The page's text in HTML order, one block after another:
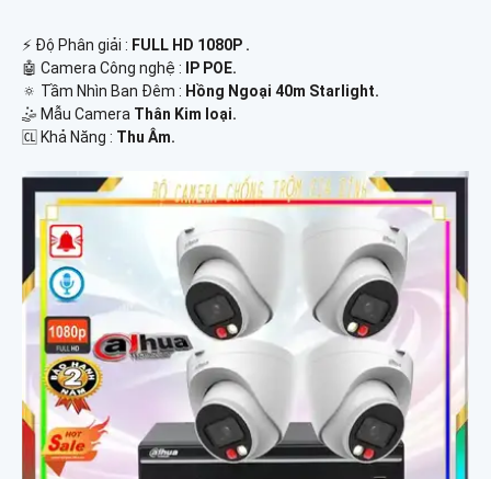
️⚡ Độ Phân giải : FULL HD 1080P .
🤖️ Camera Công nghệ :
IP POE.
🔅 Tầm Nhìn Ban Đêm : Hồng Ngoại 40m Starlight.
🤹 Mẫu Camera Thân Kim loại.
️🆑 Khả Năng : Thu Âm.